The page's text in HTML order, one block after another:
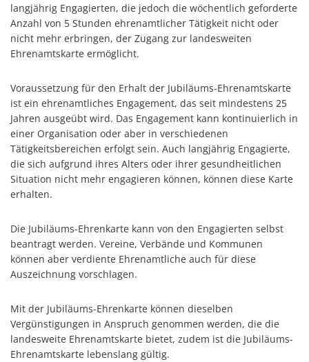
langjährig Engagierten, die jedoch die wöchentlich geforderte
Anzahl von 5 Stunden ehrenamtlicher Tätigkeit nicht oder
nicht mehr erbringen, der Zugang zur landesweiten
Ehrenamtskarte ermöglicht.
Voraussetzung für den Erhalt der Jubiläums-Ehrenamtskarte
ist ein ehrenamtliches Engagement, das seit mindestens 25
Jahren ausgeübt wird. Das Engagement kann kontinuierlich in
einer Organisation oder aber in verschiedenen
Tätigkeitsbereichen erfolgt sein. Auch langjährig Engagierte,
die sich aufgrund ihres Alters oder ihrer gesundheitlichen
Situation nicht mehr engagieren können, können diese Karte
erhalten.
Die Jubiläums-Ehrenkarte kann von den Engagierten selbst
beantragt werden. Vereine, Verbände und Kommunen
können aber verdiente Ehrenamtliche auch für diese
Auszeichnung vorschlagen.
Mit der Jubiläums-Ehrenkarte können dieselben
Vergünstigungen in Anspruch genommen werden, die die
landesweite Ehrenamtskarte bietet, zudem ist die Jubiläums-
Ehrenamtskarte lebenslang gültig.